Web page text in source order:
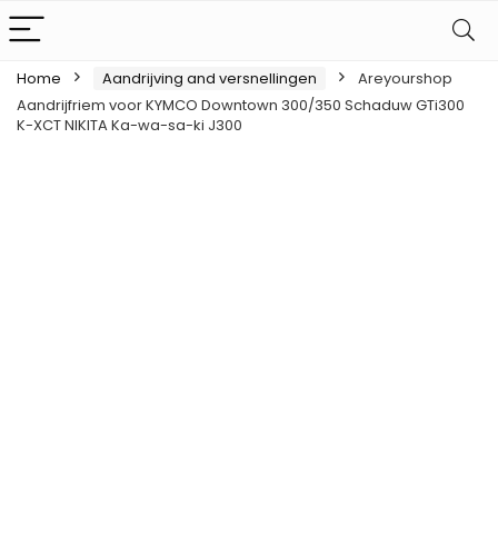
Home Aandrijving and versnellingen
Areyourshop
Aandrijfriem voor KYMCO Downtown 300/350 Schaduw GTi300
K-XCT NIKITA Ka-wa-sa-ki J300